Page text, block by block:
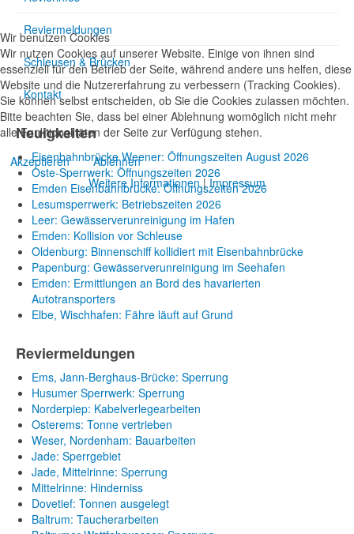
Reviermeldungen
Schleusen & Brücken
Kontakt
Neuigkeiten
Eisenbahnbrücke Weener: Öffnungszeiten August 2026
Oste-Sperrwerk: Öffnungszeiten 2026
Emden Eisenbahnbrücke: Öffnungszeiten 2026
Lesumsperrwerk: Betriebszeiten 2026
Leer: Gewässerverunreinigung im Hafen
Emden: Kollision vor Schleuse
Oldenburg: Binnenschiff kollidiert mit Eisenbahnbrücke
Papenburg: Gewässerverunreinigung im Seehafen
Emden: Ermittlungen an Bord des havarierten
Autotransporters
Elbe, Wischhafen: Fähre läuft auf Grund
Reviermeldungen
Ems, Jann-Berghaus-Brücke: Sperrung
Husumer Sperrwerk: Sperrung
Norderpiep: Kabelverlegearbeiten
Osterems: Tonne vertrieben
Weser, Nordenham: Bauarbeiten
Jade: Sperrgebiet
Jade, Mittelrinne: Sperrung
Mittelrinne: Hinderniss
Dovetief: Tonnen ausgelegt
Baltrum: Taucherarbeiten
Wir benutzen Cookies
Wir nutzen Cookies auf unserer Website. Einige von ihnen sind
essenziell für den Betrieb der Seite, während andere uns helfen, diese
Website und die Nutzererfahrung zu verbessern (Tracking Cookies).
Sie können selbst entscheiden, ob Sie die Cookies zulassen möchten.
Bitte beachten Sie, dass bei einer Ablehnung womöglich nicht mehr
alle Funktionalitäten der Seite zur Verfügung stehen.
Akzeptieren
Ablehnen
Weitere Informationen|Impressum